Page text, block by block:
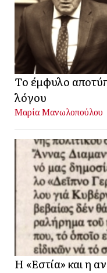
Το έμφυλο
λόγου
Μαρία Μανωλοπούλου
Η «Εστία» και η